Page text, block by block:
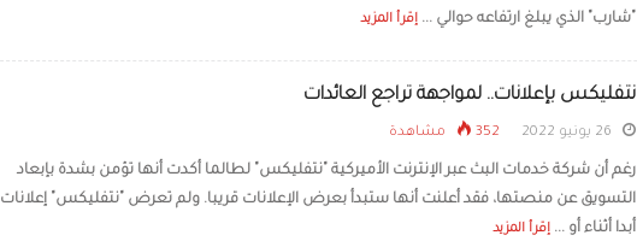
"شارب" الذي يبلغ ارتفاعه حوالي ... إقرأ المزيد
نتفليكس بإعلانات.. لمواجهة تراجع العائدات
352 مشاهدة
رغم أن شركة خدمات البث عبر الإنترنت الأميركية "نتفليكس" لطالما أكدت أنها تؤمن بشدة بإبعاد
التسويق عن منصتها، فقد أعلنت أنها ستبدأ بعرض الإعلانات قريبا. ولم تعرض "نتفليكس" إعلانات
أبدا أثناء أو ... إقرأ المزيد